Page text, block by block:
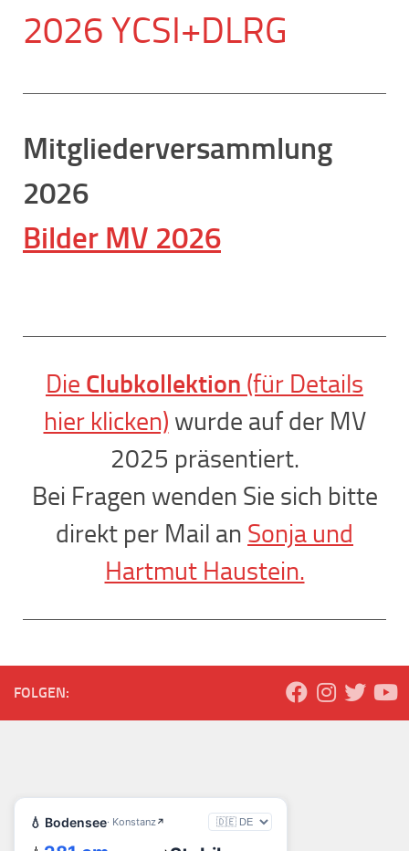
2026 YCSI+DLRG
Mitgliederversammlung
2026
Bilder MV 2026
Die Clubkollektion (für Details
hier klicken) wurde auf der MV
2025 präsentiert.
Bei Fragen wenden Sie sich bitte
direkt per Mail an Sonja und
Hartmut Haustein.
FOLGEN: